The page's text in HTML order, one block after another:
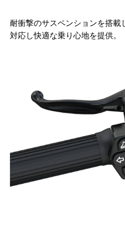
耐衝撃のサスペンションを搭載
対応し快適な乗り心地を提供。